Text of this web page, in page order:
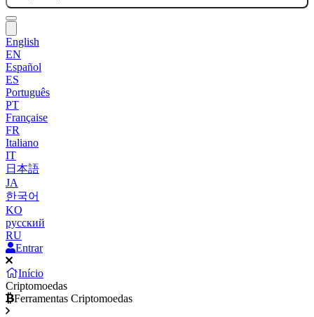
English
EN
Español
ES
Português
PT
Française
FR
Italiano
IT
日本語
JA
한국어
KO
русский
RU
Entrar
Início
Criptomoedas
Ferramentas Criptomoedas